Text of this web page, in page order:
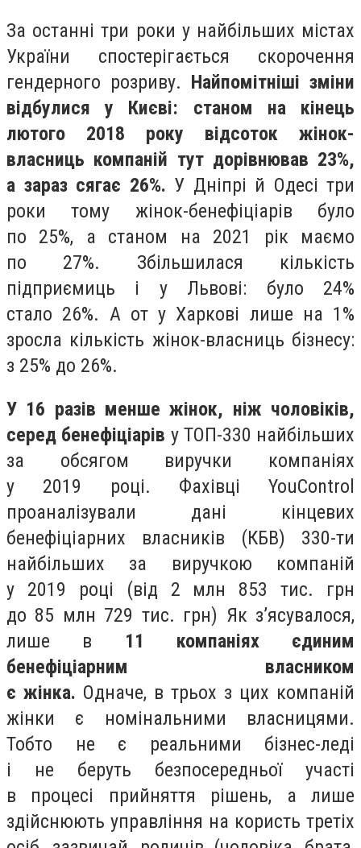
За останні три роки у найбільших містах
України спостерігається скорочення
гендерного розриву. Найпомітніші зміни
відбулися у Києві: станом на кінець
лютого 2018 року відсоток жінок-
власниць компаній тут дорівнював 23%,
а зараз сягає 26%. У Дніпрі й Одесі три
роки тому жінок-бенефіціарів було
по 25%, а станом на 2021 рік маємо
по 27%. Збільшилася кількість
підприємиць і у Львові: було 24%
стало 26%. А от у Харкові лише на 1%
зросла кількість жінок-власниць бізнесу:
з 25% до 26%.
У 16 разів менше жінок, ніж чоловіків,
серед бенефіціарів у ТОП-330 найбільших
за обсягом виручки компаніях
у 2019 році. Фахівці YouControl
проаналізували дані кінцевих
бенефіціарних власників (КБВ) 330-ти
найбільших за виручкою компаній
у 2019 році (від 2 млн 853 тис. грн
до 85 млн 729 тис. грн) Як з’ясувалося,
лише в 11 компаніях єдиним
бенефіціарним власником
є жінка. Одначе, в трьох з цих компаній
жінки є номінальними власницями.
Тобто не є реальними бізнес-леді
і не беруть безпосередньої участі
в процесі прийняття рішень, а лише
здійснюють управління на користь третіх